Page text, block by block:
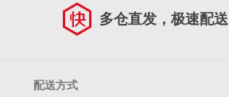
多仓直发，极速配送
配送方式